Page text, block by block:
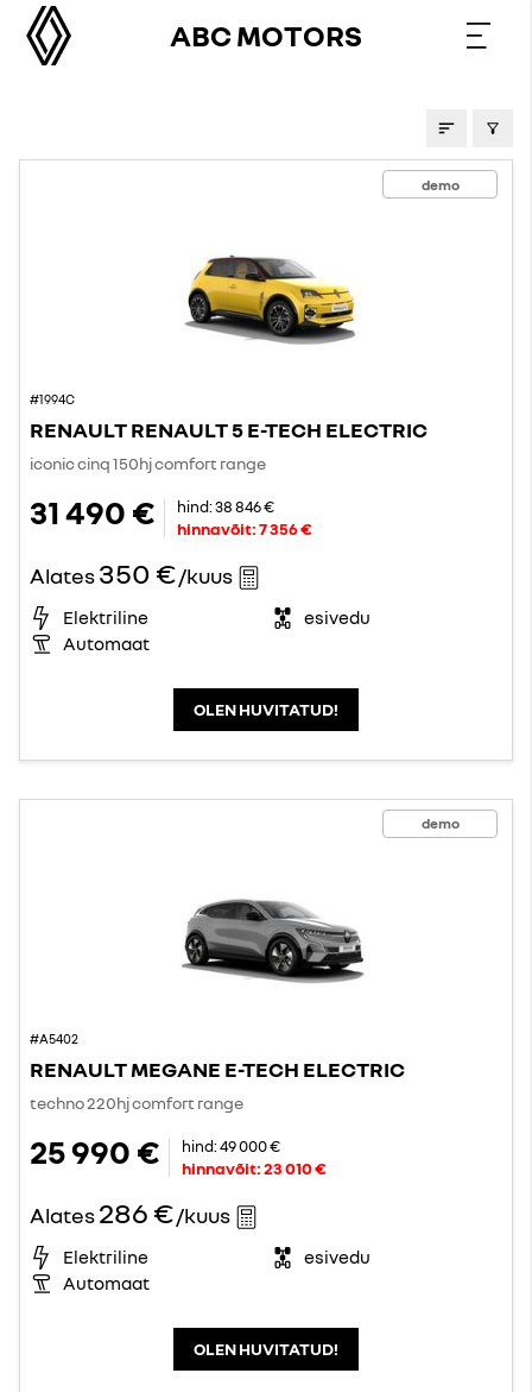
ABC MOTORS
demo
#1994C
RENAULT RENAULT 5 E-TECH ELECTRIC
iconic cinq 150hj comfort range
31 490 € hind:38 846 €
hinnavõit:7 356 €
Alates350 €/kuus
Elektriline
esivedu
Automaat
OLEN HUVITATUD!
demo
#A5402
RENAULT MEGANE E-TECH ELECTRIC
techno 220hj comfort range
25 990 € hind:49 000 €
hinnavõit:23 010 €
Alates286 €/kuus
Elektriline
esivedu
Automaat
OLEN HUVITATUD!